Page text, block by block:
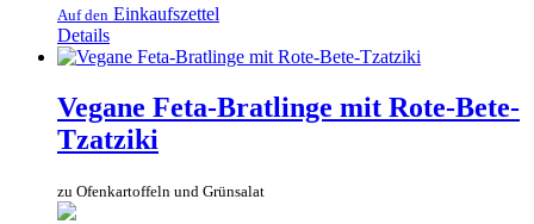
Auf den Einkaufszettel
Details
Vegane Feta-Bratlinge mit Rote-Bete-
Tzatziki
zu Ofenkartoffeln und Grünsalat